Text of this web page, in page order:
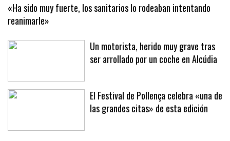
«Ha sido muy fuerte, los sanitarios lo rodeaban intentando
reanimarle»
Un motorista, herido muy grave tras
ser arrollado por un coche en Alcúdia
El Festival de Pollença celebra «una de
las grandes citas» de esta edición